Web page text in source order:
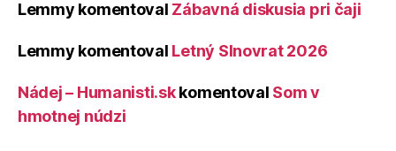
Lemmy komentoval Zábavná diskusia pri čaji
Lemmy komentoval Letný Slnovrat 2026
Nádej – Humanisti.skkomentoval Som v
hmotnej núdzi